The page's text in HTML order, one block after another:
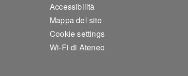
Accessibilità
Mappa del sito
Cookie settings
Wi-Fi di Ateneo